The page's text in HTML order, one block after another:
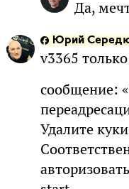
Да,
Юрий
v3365
сообщение:
Удалите